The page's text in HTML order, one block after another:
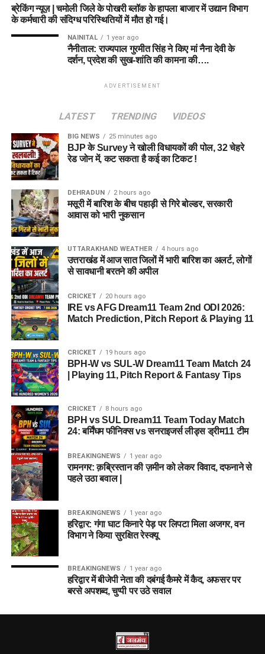
ब्रेकिंग न्यूज़ | चमोली जिले के पोखरी ब्लॉक के हापला बाजार में उद्यान विभाग
के कर्मचारी की संदिग्ध परिस्थितियों में मौत हो गई।
NAINITAL 1 year ago
नैनीताल: राज्यपाल गुरमीत सिंह ने किए मां नैना देवी के
दर्शन, प्रदेश की सुख-शांति की कामना की….
ADVERTISEMENT
LATEST TRENDING VIDEOS
BIG NEWS 25 minutes ago
BJP के Survey ने खोली विधायकों की पोल, 32 चेहरे
रेड जोन में, कट सकता है कई का टिकट !
DEHRADUN 2 hours ago
मसूरी में बारिश के बीच पहाड़ी से गिरे बोल्डर, सरकारी
आवास को भारी नुकसान
UTTARAKHAND WEATHER 4 hours ago
उत्तराखंड में आज सात जिलों में भारी बारिश का अलर्ट, लोगों
से सावधानी बरतने की अपील
CRICKET 20 hours ago
IRE vs AFG Dream11 Team 2nd ODI 2026:
Match Prediction, Pitch Report & Playing 11
CRICKET 19 hours ago
BPH-W vs SUL-W Dream11 Team Match 24
| Playing 11, Pitch Report & Fantasy Tips
CRICKET 8 hours ago
BPH vs SUL Dream11 Team Today Match
24: बर्मिंघम फीनिक्स vs सनराइजर्स लीड्स ड्रीम11 टीम
BREAKINGNEWS 1 year ago
रामनगर: क़ब्रिस्तान की ज़मीन को लेकर विवाद, दफनाने से
पहले उठा बवाल |
BREAKINGNEWS 1 year ago
हरिद्वार: गंगा घाट किनारे पेड़ पर लिपटा मिला अजगर, वन
विभाग ने किया सुरक्षित रेस्क्यू
BREAKINGNEWS 1 year ago
हरिद्वार में बीजेपी नेता की दबंगई कैमरे में कैद, अफसर पर
बरसे अपशब्द, चुप्पी पर उठे सवाल